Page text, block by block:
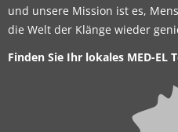
und unsere Mission ist es,
die Welt der Klänge wieder
Finden Sie Ihr lokales MED-EL